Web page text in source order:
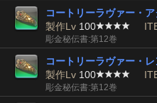
コートリーラヴァー・
製作Lv 100
彫金秘伝書:第12巻
コートリーラヴァー・
製作Lv 100
彫金秘伝書:第12巻